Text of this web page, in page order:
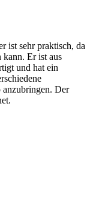
ist sehr praktisch, da
kann. Er ist aus
und hat ein
Der